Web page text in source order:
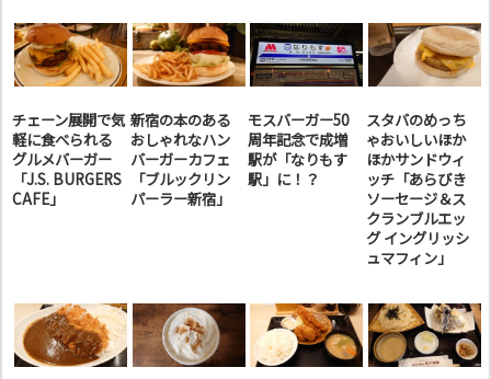
チェーン展開で気
軽に食べられる
グルメバーガー
「J.S. BURGERS
CAFE」
新宿の本のある
おしゃれなハン
バーガーカフェ
「ブルックリン
パーラー新宿」
モスバーガー50
周年記念で成増
駅が「なりもす
駅」に！？
スタバのめっち
ゃおいしいほか
ほかサンドウィ
ッチ「あらびき
ソーセージ＆ス
クランブルエッ
グ イングリッシ
ュマフィン」